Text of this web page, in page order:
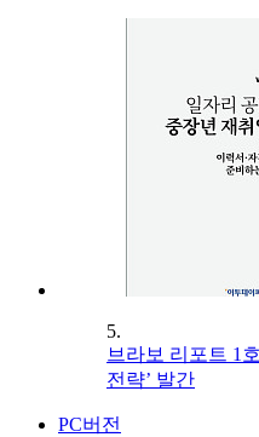
5.
브라보 리포트 1
전략’ 발간
PC버전